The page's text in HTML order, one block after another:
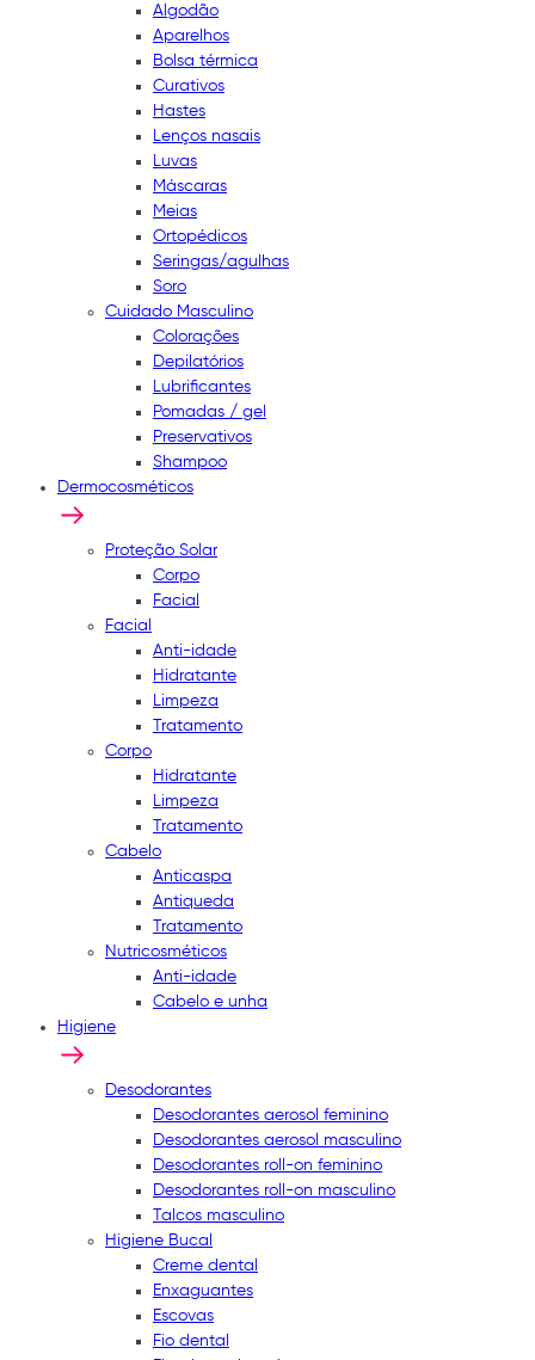
Algodão
Aparelhos
Bolsa térmica
Curativos
Hastes
Lenços nasais
Luvas
Máscaras
Meias
Ortopédicos
Seringas/agulhas
Soro
Cuidado Masculino
Colorações
Depilatórios
Lubrificantes
Pomadas / gel
Preservativos
Shampoo
Dermocosméticos
Proteção Solar
Corpo
Facial
Facial
Anti-idade
Hidratante
Limpeza
Tratamento
Corpo
Hidratante
Limpeza
Tratamento
Cabelo
Anticaspa
Antiqueda
Tratamento
Nutricosméticos
Anti-idade
Cabelo e unha
Higiene
Desodorantes
Desodorantes aerosol feminino
Desodorantes aerosol masculino
Desodorantes roll-on feminino
Desodorantes roll-on masculino
Talcos masculino
Higiene Bucal
Creme dental
Enxaguantes
Escovas
Fio dental